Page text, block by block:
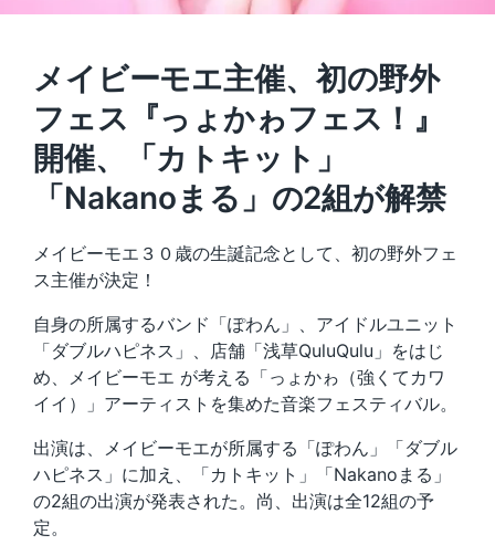
メイビーモエ主催、初の野外
フェス『っょかゎフェス！』
開催、「カトキット」
「Nakanoまる」の2組が解禁
メイビーモエ３０歳の生誕記念として、初の野外フェ
ス主催が決定！
自身の所属するバンド「ぽわん」、アイドルユニット
「ダブルハピネス」、店舗「浅草QuluQulu」をはじ
め、メイビーモエ が考える「っょかゎ（強くてカワ
イイ）」アーティストを集めた音楽フェスティバル。
出演は、メイビーモエが所属する「ぽわん」「ダブル
ハピネス」に加え、「カトキット」「Nakanoまる」
の2組の出演が発表された。尚、出演は全12組の予
定。